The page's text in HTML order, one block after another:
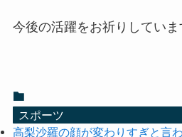
今後の活躍をお祈りしていま
スポーツ
高梨沙羅の顔が変わりすぎと言